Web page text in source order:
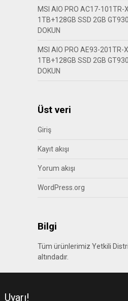
MSI AIO PRO AC17-101TR-
1TB+128GB SSD 2GB
DOKUN
MSI AIO PRO AE93-201TR-
1TB+128GB SSD 2GB
DOKUN
Üst veri
Giriş
Kayıt akışı
Yorum akışı
WordPress.org
Bilgi
Tüm ürünlerimiz Yetkili
altındadır.
Uyarı!